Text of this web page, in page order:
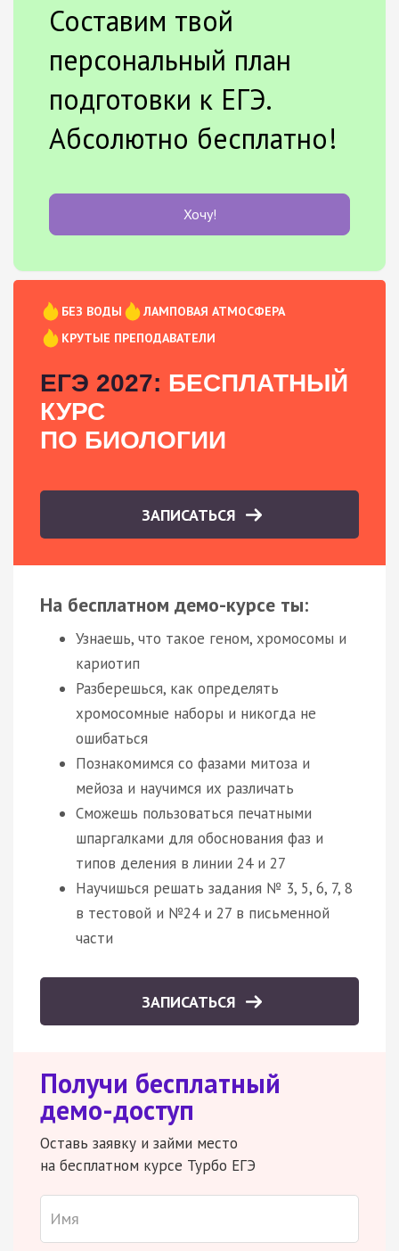
Составим твой
персональный план
подготовки к ЕГЭ.
Абсолютно бесплатно!
Хочу!
БЕЗ ВОДЫ
ЛАМПОВАЯ АТМОСФЕРА
КРУТЫЕ ПРЕПОДАВАТЕЛИ
ЕГЭ 2027: БЕСПЛАТНЫЙ
КУРС
ПО БИОЛОГИИ
ЗАПИСАТЬСЯ
На бесплатном демо-курсе ты:
Узнаешь, что такое геном, хромосомы и
кариотип
Разберешься, как определять
хромосомные наборы и никогда не
ошибаться
Познакомимся со фазами митоза и
мейоза и научимся их различать
Сможешь пользоваться печатными
шпаргалками для обоснования фаз и
типов деления в линии 24 и 27
Научишься решать задания № 3, 5, 6, 7, 8
в тестовой и №24 и 27 в письменной
части
ЗАПИСАТЬСЯ
Получи бесплатный
демо-доступ
Оставь заявку и займи место
на бесплатном курсе Турбо ЕГЭ